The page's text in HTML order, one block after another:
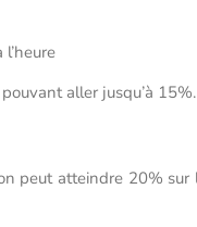
aller jusqu’à 15%.
peut atteindre 20%